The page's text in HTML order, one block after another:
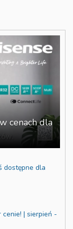
cenach dla
dostępne dla
| sierpień -